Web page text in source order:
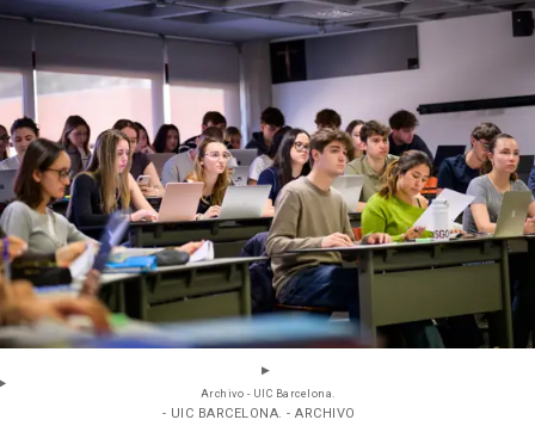
Archivo - UIC Barcelona.
- UIC BARCELONA. - ARCHIVO